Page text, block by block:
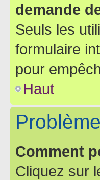
demande
Seuls les
formulaire
pour
Haut
Comment
Cliquez sur